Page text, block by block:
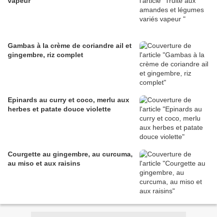
Gambas à la crème de coriandre ail et
gingembre, riz complet
Epinards au curry et coco, merlu aux
herbes et patate douce violette
Courgette au gingembre, au curcuma,
au miso et aux raisins